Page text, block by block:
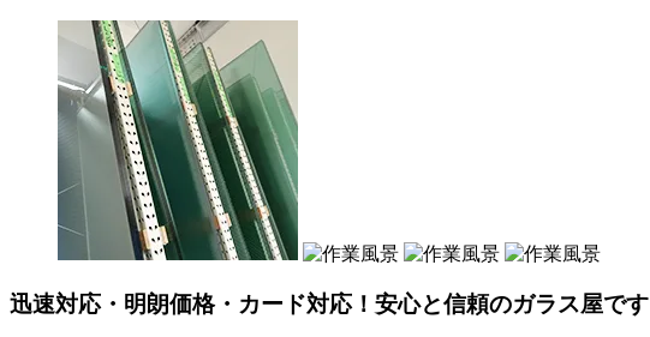
迅速対応・明朗価格・カード対応！安心と信頼のガラス屋です